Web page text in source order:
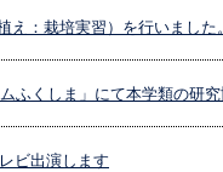
：栽培実習）を行いました。
くしま」にて本学類の研
ビ出演します